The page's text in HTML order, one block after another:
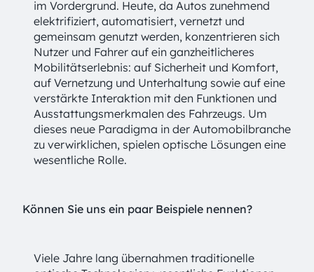
im Vordergrund. Heute, da Autos zunehmend
elektrifiziert, automatisiert, vernetzt und
gemeinsam genutzt werden, konzentrieren sich
Nutzer und Fahrer auf ein ganzheitlicheres
Mobilitätserlebnis: auf Sicherheit und Komfort,
auf Vernetzung und Unterhaltung sowie auf eine
verstärkte Interaktion mit den Funktionen und
Ausstattungsmerkmalen des Fahrzeugs. Um
dieses neue Paradigma in der Automobilbranche
zu verwirklichen, spielen optische Lösungen eine
wesentliche Rolle.
Können Sie uns ein paar Beispiele nennen?
Viele Jahre lang übernahmen traditionelle